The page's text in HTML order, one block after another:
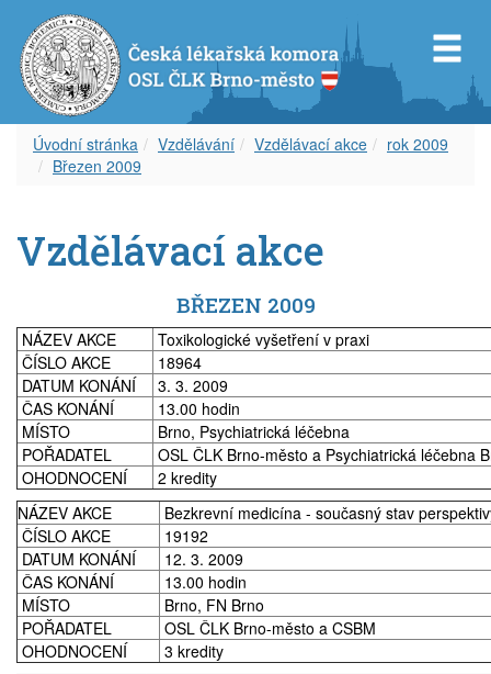
Úvodní stránka Vzdělávání Vzdělávací akce
rok 2009
Březen 2009
Vzdělávací akce
BŘEZEN 2009
NÁZEV AKCE
Toxikologické vyšetření v praxi
ČÍSLO AKCE
18964
DATUM KONÁNÍ
3. 3. 2009
ČAS KONÁNÍ
13.00 hodin
MÍSTO
Brno, Psychiatrická léčebna
POŘADATEL
OSL ČLK Brno-město a Psychiatrická léčebna
OHODNOCENÍ
2 kredity
NÁZEV AKCE
Bezkrevní medicína - současný stav
ČÍSLO AKCE
19192
DATUM KONÁNÍ
12. 3. 2009
ČAS KONÁNÍ
13.00 hodin
MÍSTO
Brno, FN Brno
POŘADATEL
OSL ČLK Brno-město a CSBM
OHODNOCENÍ
3 kredity
Revizní komise OS ČLK Brno-město
Čestná rada OS ČLK Brno-město
Delegáti sjezdu ČLK
Zápisy z okresních shromáždění
Vzdělávací akce
Věstník ČLK
Aktuality
Zápisy z okresního shromáždění
Informace lékařům
Archív článků
Aktuální inzerce
Volná místa – poptávka
Zástupy – nabídka
Zástupy – poptávka
Prodej
Pronájem a prodej ordinací
Převzetí praxe
Odkazy
Covid-19